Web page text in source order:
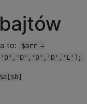
to:
$arr =